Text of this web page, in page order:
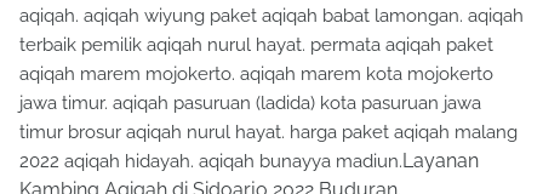
aqiqah. aqiqah wiyung paket aqiqah babat lamongan. aqiqah
terbaik pemilik aqiqah nurul hayat. permata aqiqah paket
aqiqah marem mojokerto. aqiqah marem kota mojokerto
jawa timur. aqiqah pasuruan (ladida) kota pasuruan jawa
timur brosur aqiqah nurul hayat. harga paket aqiqah malang
2022 aqiqah hidayah. aqiqah bunayya madiun.Layanan